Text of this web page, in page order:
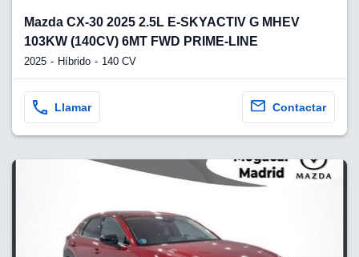
Mazda CX-30 2025 2.5L E-SKYACTIV G MHEV
103KW (140CV) 6MT FWD PRIME-LINE
2025 Híbrido 140 CV
Llamar Contactar